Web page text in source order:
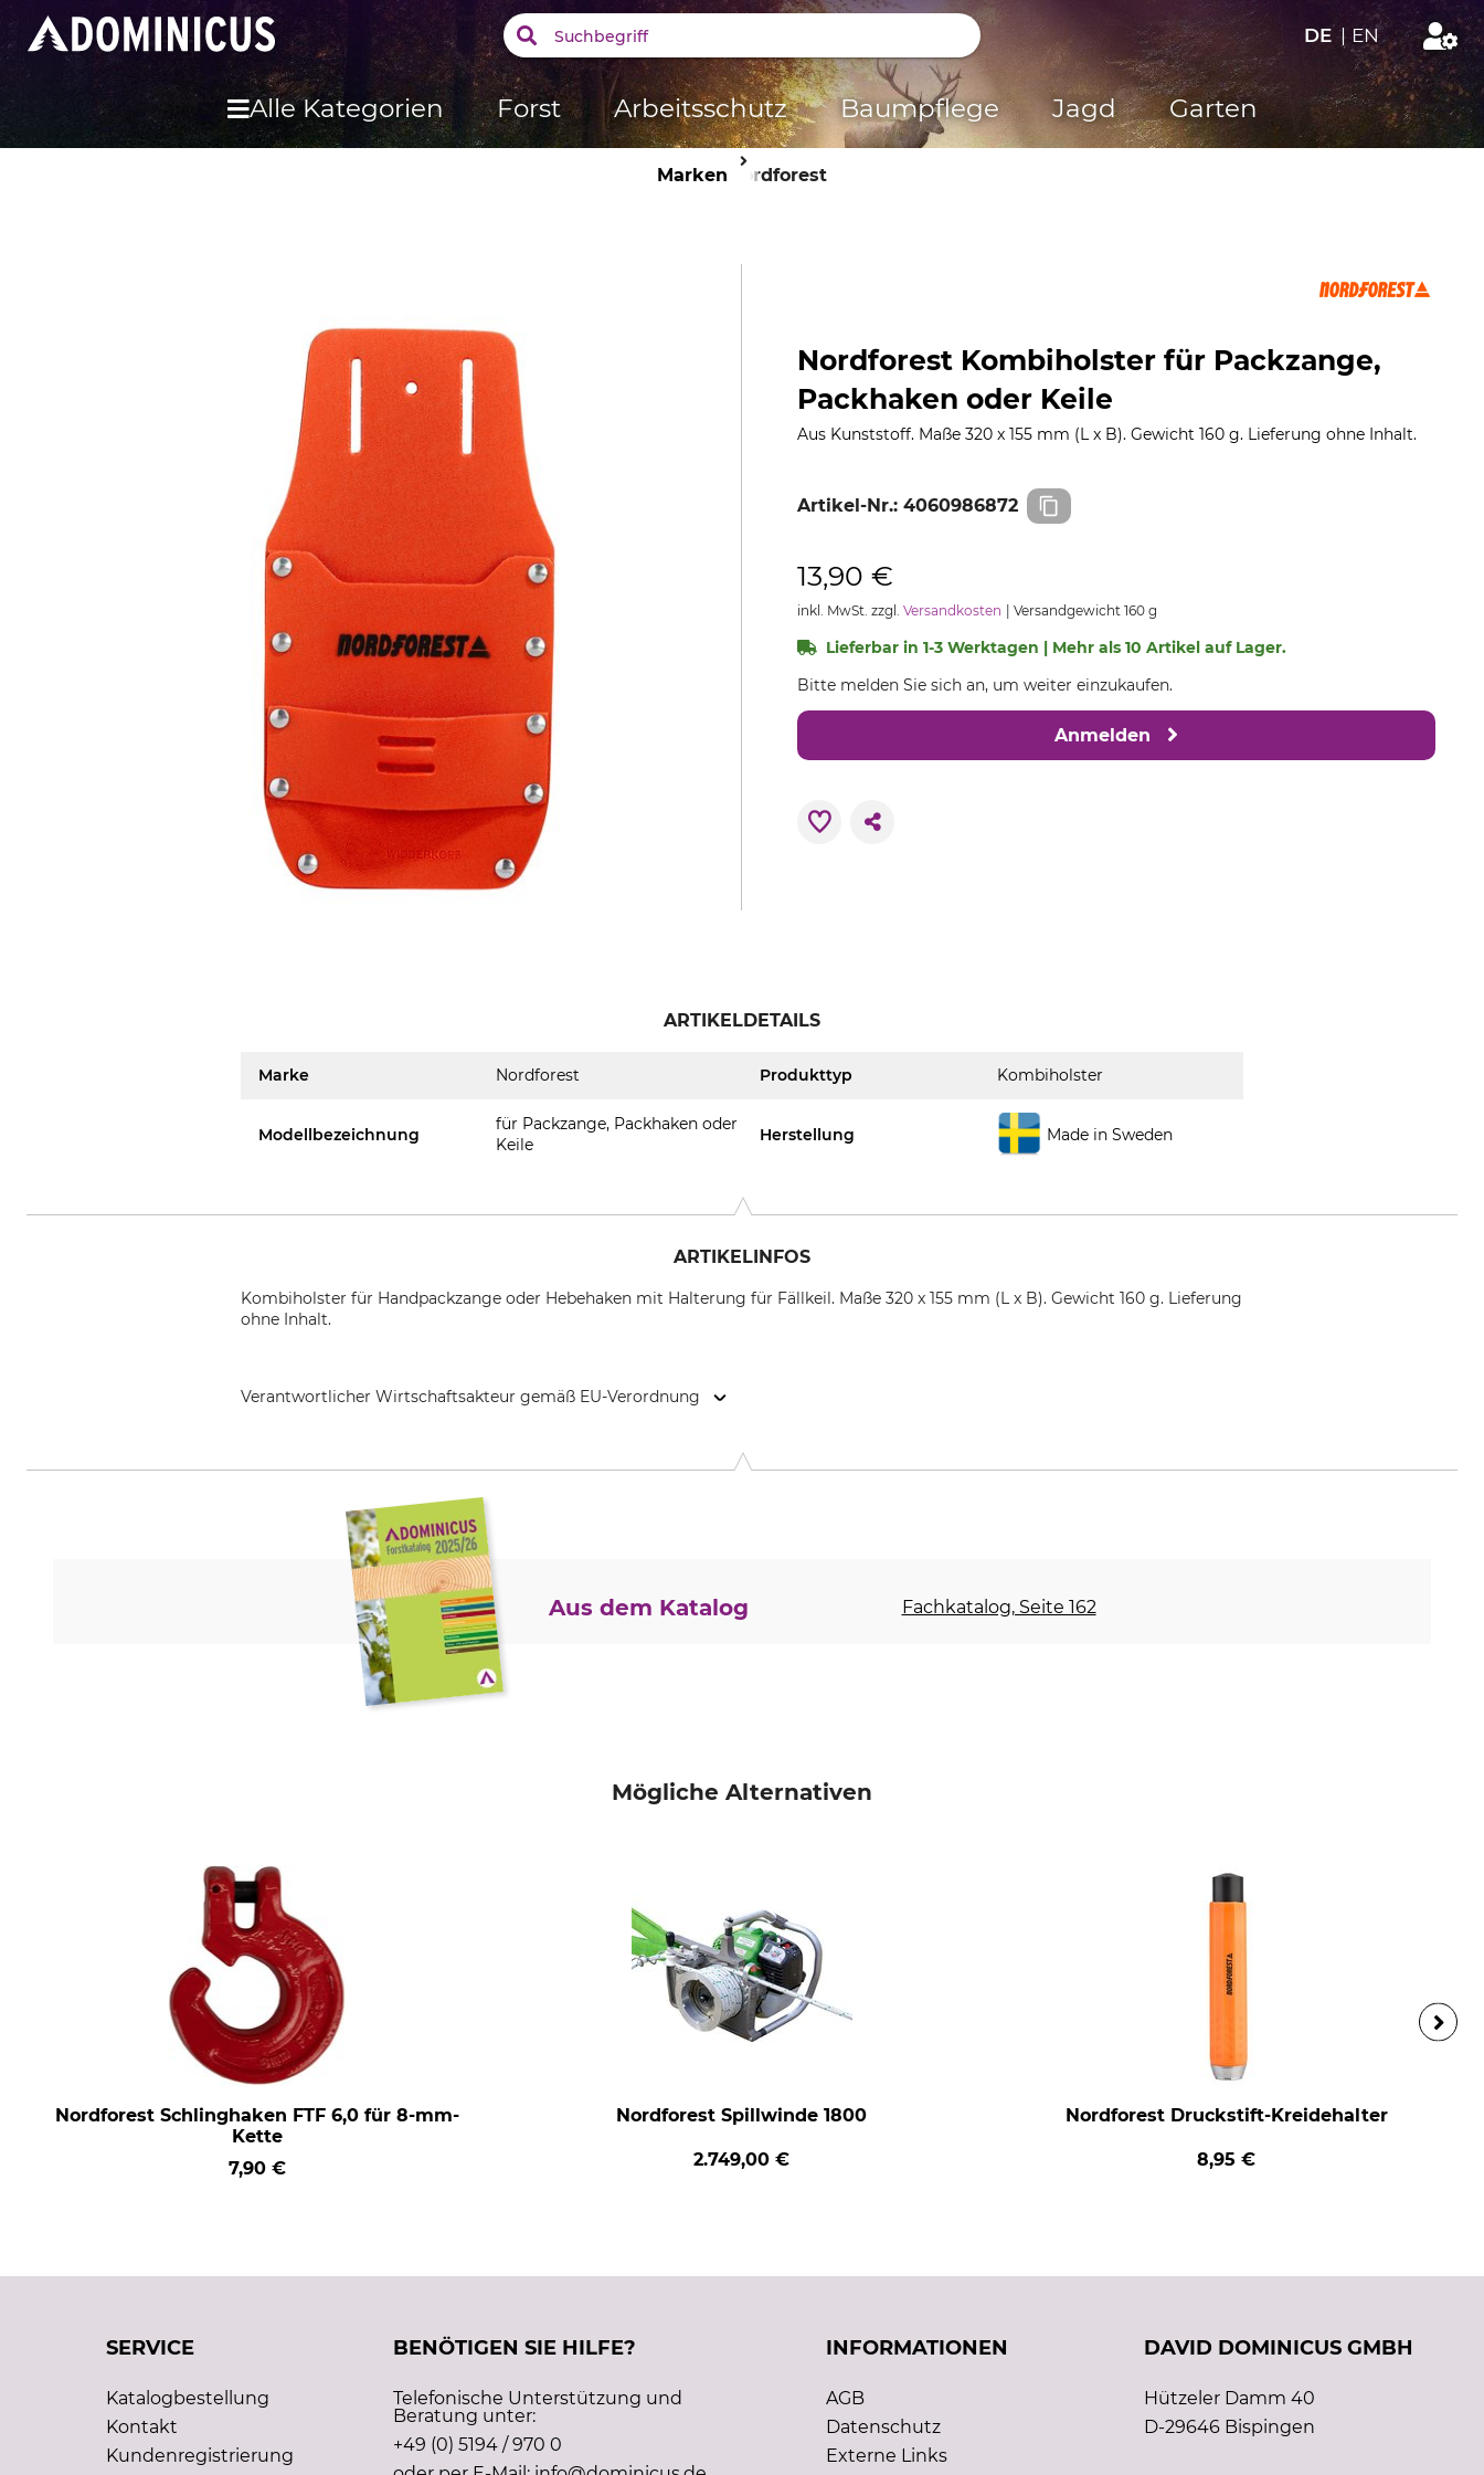
DE | EN
Alle Kategorien Forst Arbeitsschutz Baumpflege Jagd Garten
Marken Nordforest
Nordforest Kombiholster für Packzange,
Packhaken oder Keile
Aus Kunststoff. Maße 320 x 155 mm (L x B). Gewicht 160 g. Lieferung ohne Inhalt.
Artikel-Nr.: 4060986872
13,90 €
inkl. MwSt. zzgl. Versandkosten Versandgewicht 160 g
Lieferbar in 1-3 Werktagen | Mehr als 10 Artikel auf Lager.
Bitte melden Sie sich an, um weiter einzukaufen.
Anmelden
ARTIKELDETAILS
Marke Nordforest Produkttyp Kombiholster
Modellbezeichnung
für Packzange, Packhaken oder
Keile
Herstellung Made in Sweden
ARTIKELINFOS
Kombiholster für Handpackzange oder Hebehaken mit Halterung für Fällkeil. Maße 320 x 155 mm (L x B). Gewicht 160 g. Lieferung
ohne Inhalt.
Verantwortlicher Wirtschaftsakteur gemäß EU-Verordnung
Aus dem Katalog Fachkatalog, Seite 162
Mögliche Alternativen
Nordforest Schlinghaken FTF 6,0 für 8-mm-
Kette
7,90 €
Nordforest Spillwinde 1800
2.749,00 €
Nordforest Druckstift-Kreidehalter
8,95 €
SERVICE
Katalogbestellung
Kontakt
Kundenregistrierung
BENÖTIGEN SIE HILFE?
Telefonische Unterstützung und
Beratung unter:
+49 (0) 5194 / 970 0
INFORMATIONEN
AGB
Datenschutz
Externe Links
DAVID DOMINICUS GMBH
Hützeler Damm 40
D-29646 Bispingen